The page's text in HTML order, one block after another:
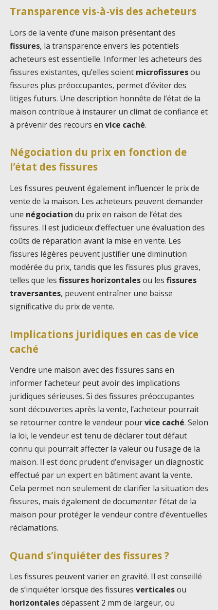
Transparence vis-à-vis des acheteurs
Lors de la vente d’une maison présentant des
fissures, la transparence envers les potentiels
acheteurs est essentielle. Informer les acheteurs des
fissures existantes, qu’elles soient microfissuresou
fissures plus préoccupantes, permet d’éviter des
litiges futurs. Une description honnête de l’état de la
maison contribue à instaurer un climat de confiance et
à prévenir des recours en vice caché.
Négociation du prix en fonction de
l’état des fissures
Les fissures peuvent également influencer le prix de
vente de la maison. Les acheteurs peuvent demander
une négociation du prix en raison de l’état des
fissures. Il est judicieux d’effectuer une évaluation des
coûts de réparation avant la mise en vente. Les
fissures légères peuvent justifier une diminution
modérée du prix, tandis que les fissures plus graves,
telles que les fissures horizontalesou les fissures
traversantes, peuvent entraîner une baisse
significative du prix de vente.
Implications juridiques en cas de vice
caché
Vendre une maison avec des fissures sans en
informer l’acheteur peut avoir des implications
juridiques sérieuses. Si des fissures préoccupantes
sont découvertes après la vente, l’acheteur pourrait
se retourner contre le vendeur pourvice caché. Selon
la loi, le vendeur est tenu de déclarer tout défaut
connu qui pourrait affecter la valeur ou l’usage de la
maison. Il est donc prudent d’envisager un diagnostic
effectué par un expert en bâtiment avant la vente.
Cela permet non seulement de clarifier la situation des
fissures, mais également de documenter l’état de la
maison pour protéger le vendeur contre d’éventuelles
réclamations.
Quand s’inquiéter des fissures ?
Les fissures peuvent varier en gravité. Il est conseillé
de s’inquiéter lorsque des fissures verticalesou
horizontalesdépassent 2 mm de largeur, ou